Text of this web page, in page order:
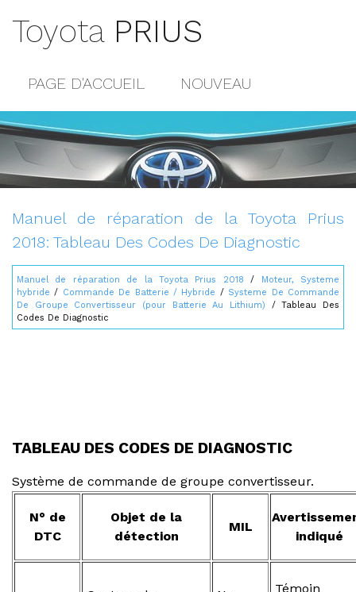
Toyota PRIUS
PAGE D'ACCUEIL NOUVEAU
POPULAIRE
CONTACTS
Manuel de réparation de la Toyota Prius
2018: Tableau Des Codes De Diagnostic
Manuel de réparation de la Toyota Prius 2018 /
Moteur, Systeme
hybride / Commande De Batterie / Hybride / Systeme De Commande
De Groupe Convertisseur (pour Batterie Au Lithium) / Tableau Des
Codes De Diagnostic
TABLEAU DES CODES DE DIAGNOSTIC
Système de commande de groupe convertisseur.
N° de
DTC
Objet de la
détection
MIL
indiqué
Témoin